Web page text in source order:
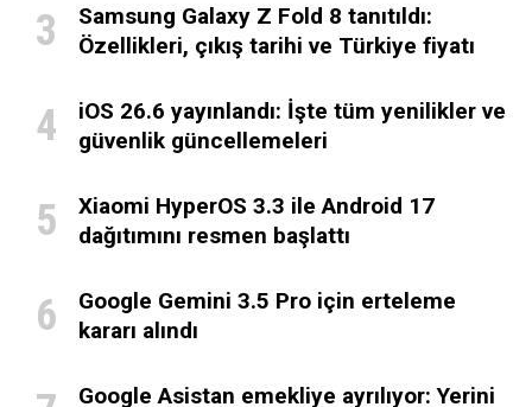
Samsung Galaxy Z Fold 8 tanıtıldı:
Özellikleri, çıkış tarihi ve Türkiye fiyatı
iOS 26.6 yayınlandı: İşte tüm yenilikler ve
güvenlik güncellemeleri
Xiaomi HyperOS 3.3 ile Android 17
dağıtımını resmen başlattı
Google Gemini 3.5 Pro için erteleme
kararı alındı
Google Asistan emekliye ayrılıyor: Yerini